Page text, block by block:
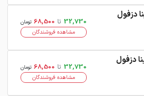
32,730 تا 68,500 تومان
مشاهده فروشندگان
32,730 تا 68,500 تومان
مشاهده فروشندگان